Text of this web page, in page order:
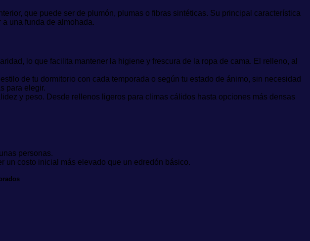
que puede ser de plumón, plumas o fibras sintéticas. Su principal característica
a una funda de almohada.
lo que facilita mantener la higiene y frescura de la ropa de cama. El relleno, al
de tu dormitorio con cada temporada o según tu estado de ánimo, sin necesidad
para elegir.
y peso. Desde rellenos ligeros para climas cálidos hasta opciones más densas
personas.
un costo inicial más elevado que un edredón básico.